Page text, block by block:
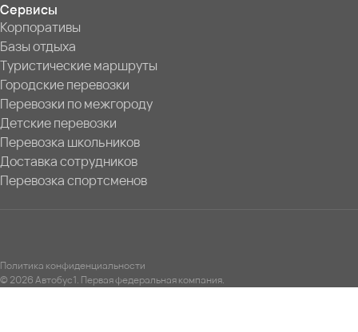
Сервисы
Корпоративы
Базы отдыха
Туристические маршруты
Городские перевозки
Перевозки по межгороду
Детские перевозки
Перевозка школьников
Доставка сотрудников
Перевозка спортсменов
Политика конфиденциальности
© 2026 Автобус1. Первая федеральная компания.